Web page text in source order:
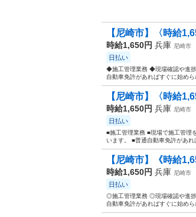
【尼崎市】〈時給
時給1,650円 兵庫 尼崎市
日払い
◆施工管理業務 ◆現場確認や進
自動車免許があればすぐに始め
【尼崎市】〈時給
時給1,650円 兵庫 尼崎市
日払い
■施工管理業務 ■現場で施工管理
います。 ■普通自動車免許があ
【尼崎市】《時給
時給1,650円 兵庫 尼崎市
日払い
◎施工管理業務 ◎現場確認や進
自動車免許があればすぐに始め